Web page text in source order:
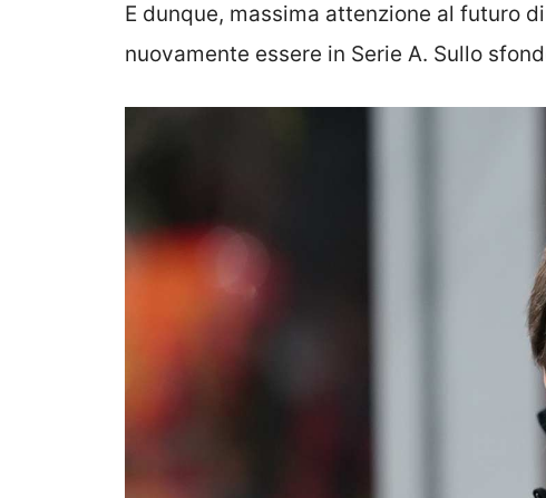
E dunque, massima attenzione al futuro
nuovamente essere in Serie A. Sullo